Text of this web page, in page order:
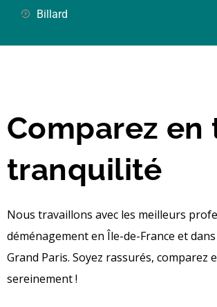
Billard
Comparez en
tranquilité
Nous travaillons avec les meilleurs
déménagement en Île-de-France et
Grand Paris. Soyez rassurés, comparez
sereinement !